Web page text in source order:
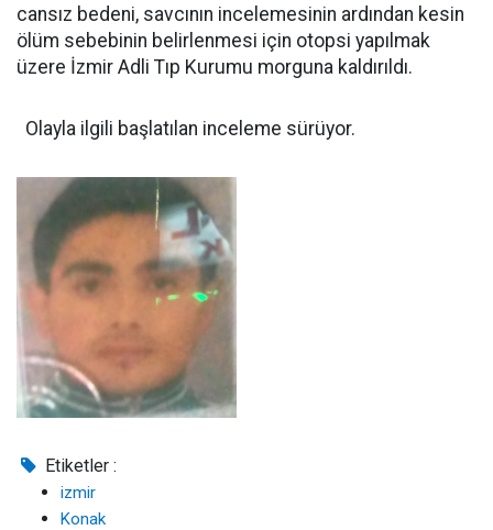
cansız bedeni, savcının incelemesinin ardından kesin
ölüm sebebinin belirlenmesi için otopsi yapılmak
üzere İzmir Adli Tıp Kurumu morguna kaldırıldı.
Olayla ilgili başlatılan inceleme sürüyor.
Etiketler :
izmir
Konak